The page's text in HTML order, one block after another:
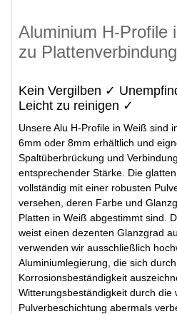
Aluminium H-Profile
zu Plattenverbindung
Kein Vergilben ✓
Leicht zu reinigen ✓
Unsere Alu H-Profile in Weiß sind
6mm oder 8mm erhältlich und
Spaltüberbrückung und
entsprechender Stärke. Die
vollständig mit einer robusten
versehen, deren Farbe und
Platten in Weiß abgestimmt sind.
weist einen dezenten Glanzgrad
verwenden wir ausschließlich
Aluminiumlegierung, die sich
Korrosionsbeständigkeit
Witterungsbeständigkeit durch die
Pulverbeschichtung abermals